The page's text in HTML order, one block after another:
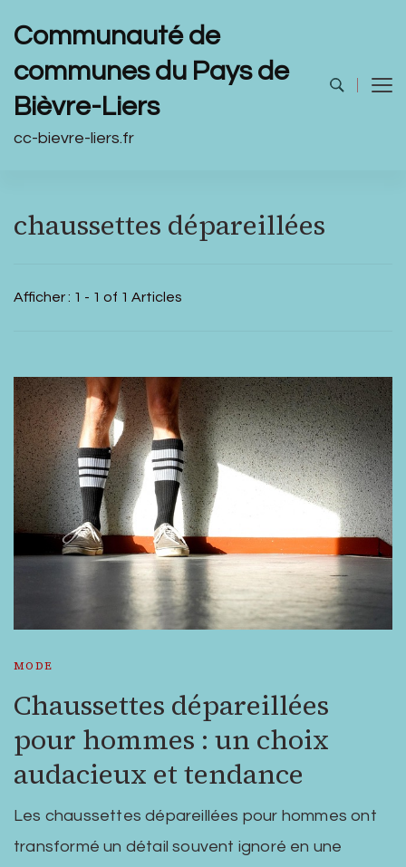
Communauté de
communes du Pays de
Bièvre-Liers
cc-bievre-liers.fr
chaussettes dépareillées
Afficher : 1 - 1 of 1 Articles
MODE
Chaussettes dépareillées
pour hommes : un choix
audacieux et tendance
Les chaussettes dépareillées pour hommes ont
transformé un détail souvent ignoré en une